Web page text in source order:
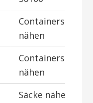
Containersäcke
nähen
Containersäcke
nähen
Säcke nähen